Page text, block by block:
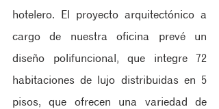
hotelero. El proyecto arquitectónico a
cargo de nuestra oficina prevé un
diseño polifuncional, que integre 72
habitaciones de lujo distribuidas en 5
pisos, que ofrecen una variedad de